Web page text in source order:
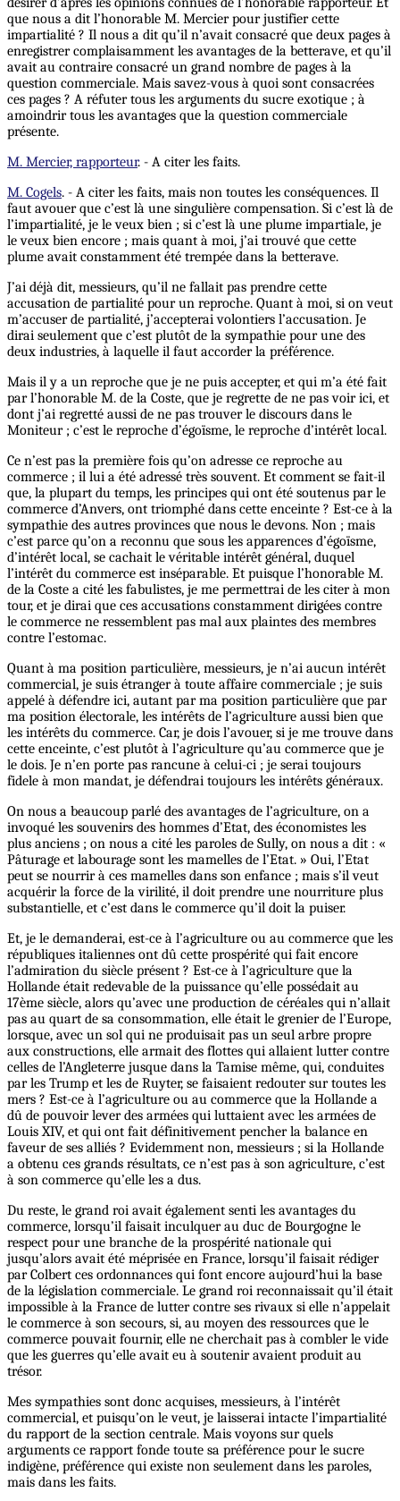
que nous a dit l’honorable M. Mercier pour justifier cette
impartialité ? Il nous a dit qu’il n’avait consacré que deux pages à
enregistrer complaisamment les avantages de la betterave, et qu’il
avait au contraire consacré un grand nombre de pages à la
question commerciale. Mais savez-vous à quoi sont consacrées
ces pages ? A réfuter tous les arguments du sucre exotique ; à
amoindrir tous les avantages que la question commerciale
présente.
M. Mercier, rapporteur. - A citer les faits.
M. Cogels. - A citer les faits, mais non toutes les conséquences. Il
faut avouer que c’est là une singulière compensation. Si c’est là de
l’impartialité, je le veux bien ; si c’est là une plume impartiale, je
le veux bien encore ; mais quant à moi, j’ai trouvé que cette
plume avait constamment été trempée dans la betterave.
J’ai déjà dit, messieurs, qu’il ne fallait pas prendre cette
accusation de partialité pour un reproche. Quant à moi, si on veut
m’accuser de partialité, j’accepterai volontiers l’accusation. Je
dirai seulement que c’est plutôt de la sympathie pour une des
deux industries, à laquelle il faut accorder la préférence.
Mais il y a un reproche que je ne puis accepter, et qui m’a été fait
par l’honorable M. de la Coste, que je regrette de ne pas voir ici, et
dont j’ai regretté aussi de ne pas trouver le discours dans le
Moniteur ; c’est le reproche d’égoïsme, le reproche d’intérêt local.
Ce n’est pas la première fois qu’on adresse ce reproche au
commerce ; il lui a été adressé très souvent. Et comment se fait-il
que, la plupart du temps, les principes qui ont été soutenus par le
commerce d’Anvers, ont triomphé dans cette enceinte ? Est-ce à la
sympathie des autres provinces que nous le devons. Non ; mais
c’est parce qu’on a reconnu que sous les apparences d’égoïsme,
d’intérêt local, se cachait le véritable intérêt général, duquel
l’intérêt du commerce est inséparable. Et puisque l’honorable M.
de la Coste a cité les fabulistes, je me permettrai de les citer à mon
tour, et je dirai que ces accusations constamment dirigées contre
le commerce ne ressemblent pas mal aux plaintes des membres
contre l’estomac.
Quant à ma position particulière, messieurs, je n’ai aucun intérêt
commercial, je suis étranger à toute affaire commerciale ; je suis
appelé à défendre ici, autant par ma position particulière que par
ma position électorale, les intérêts de l’agriculture aussi bien que
les intérêts du commerce. Car, je dois l’avouer, si je me trouve dans
cette enceinte, c’est plutôt à l’agriculture qu’au commerce que je
le dois. Je n’en porte pas rancune à celui-ci ; je serai toujours
fidele à mon mandat, je défendrai toujours les intérêts généraux.
On nous a beaucoup parlé des avantages de l’agriculture, on a
invoqué les souvenirs des hommes d’Etat, des économistes les
plus anciens ; on nous a cité les paroles de Sully, on nous a dit : «
Pâturage et labourage sont les mamelles de l’Etat. » Oui, l’Etat
peut se nourrir à ces mamelles dans son enfance ; mais s’il veut
acquérir la force de la virilité, il doit prendre une nourriture plus
substantielle, et c’est dans le commerce qu’il doit la puiser.
Et, je le demanderai, est-ce à l’agriculture ou au commerce que les
républiques italiennes ont dû cette prospérité qui fait encore
l’admiration du siècle présent ? Est-ce à l’agriculture que la
Hollande était redevable de la puissance qu’elle possédait au
17ème siècle, alors qu’avec une production de céréales qui n’allait
pas au quart de sa consommation, elle était le grenier de l’Europe,
lorsque, avec un sol qui ne produisait pas un seul arbre propre
aux constructions, elle armait des flottes qui allaient lutter contre
celles de l’Angleterre jusque dans la Tamise même, qui, conduites
par les Trump et les de Ruyter, se faisaient redouter sur toutes les
mers ? Est-ce à l’agriculture ou au commerce que la Hollande a
dû de pouvoir lever des armées qui luttaient avec les armées de
Louis XIV, et qui ont fait définitivement pencher la balance en
faveur de ses alliés ? Evidemment non, messieurs ; si la Hollande
a obtenu ces grands résultats, ce n’est pas à son agriculture, c’est
à son commerce qu’elle les a dus.
Du reste, le grand roi avait également senti les avantages du
commerce, lorsqu’il faisait inculquer au duc de Bourgogne le
respect pour une branche de la prospérité nationale qui
jusqu’alors avait été méprisée en France, lorsqu’il faisait rédiger
par Colbert ces ordonnances qui font encore aujourd’hui la base
de la législation commerciale. Le grand roi reconnaissait qu’il était
impossible à la France de lutter contre ses rivaux si elle n’appelait
le commerce à son secours, si, au moyen des ressources que le
commerce pouvait fournir, elle ne cherchait pas à combler le vide
que les guerres qu’elle avait eu à soutenir avaient produit au
trésor.
Mes sympathies sont donc acquises, messieurs, à l’intérêt
commercial, et puisqu’on le veut, je laisserai intacte l’impartialité
du rapport de la section centrale. Mais voyons sur quels
arguments ce rapport fonde toute sa préférence pour le sucre
indigène, préférence qui existe non seulement dans les paroles,
mais dans les faits.